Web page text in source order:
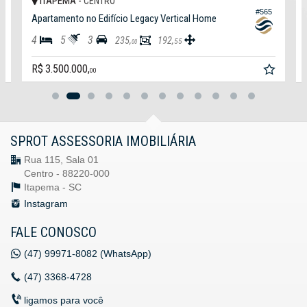
Internet
Jacuzzi
Circuito Tv
Características do Imóvel
Sacada com Churrasqueira
Sala
Cozinha
Sacada Integrada
Lavabo
Sala de TV
Características do Empreendimento
Sala de Jogos
Piscina
Espaço Gourmet
Espaço Fitness
Medidores Individuais
#565
Apartamento no Edifício Legacy Vertical Home
4 5 3 235,00 192,55
R$ 3.500.000,00
SPROT ASSESSORIA IMOBILIÁRIA
Rua 115, Sala 01
Centro - 88220-000
Itapema - SC
Instagram
FALE CONOSCO
(47) 99971-8082 (WhatsApp)
(47) 3368-4728
ligamos para você